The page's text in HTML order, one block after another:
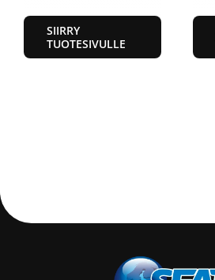
SIIRRY
TUOTESIVULLE